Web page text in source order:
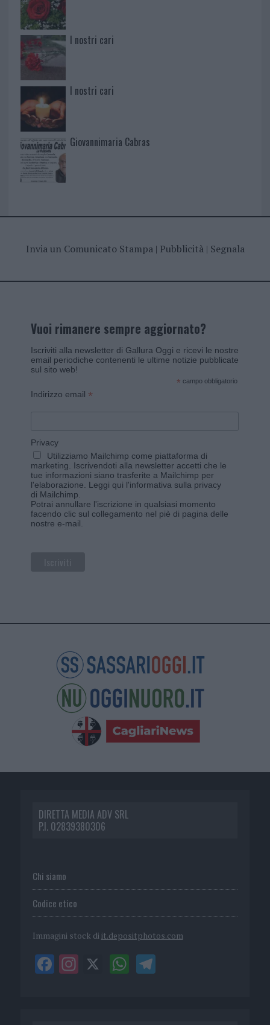
I nostri cari
I nostri cari
Giovannimaria Cabras
Invia un Comunicato Stampa| Pubblicità| Segnala
Vuoi rimanere sempre aggiornato?
Iscriviti alla newsletter di Gallura Oggi e ricevi le nostre
email periodiche contenenti le ultime notizie pubblicate
sul sito web!
* campo obbligatorio
Indirizzo email *
Privacy
Utilizziamo Mailchimp come piattaforma di
marketing. Iscrivendoti alla newsletter accetti che le
tue informazioni siano trasferite a Mailchimp per
l'elaborazione. Leggi qui l'informativa sulla privacy
di Mailchimp
Potrai annullare l'iscrizione in qualsiasi momento
facendo clic sul collegamento nel piè di pagina delle
nostre e-mail.
DIRETTA MEDIA ADV SRL
P.I. 02839380306
Chi siamo
Codice etico
Immagini stock di it.depositphotos.com